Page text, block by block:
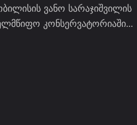
ვანო სარაჯიშვილის
კონსერვატორიაში...